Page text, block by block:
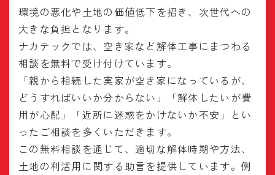
環境の悪化や土地の価値低下を招き、次世代への
大きな負担となります。
ナカテックでは、空き家など解体工事にまつわる
相談を無料で受け付けています。
「親から相続した実家が空き家になっているが、
どうすればいいか分からない」「解体したいが費
用が心配」「近所に迷惑をかけないか不安」とい
ったご相談を多くいただきます。
この無料相談を通じて、適切な解体時期や方法、
土地の利活用に関する助言を提供しています。例